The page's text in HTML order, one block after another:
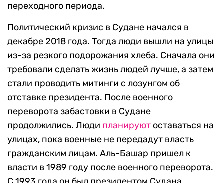
переходного периода.
Политический кризис в Судане начался в
декабре 2018 года. Тогда люди вышли на улицы
из-за резкого подорожания хлеба. Сначала они
требовали сделать жизнь людей лучше, а затем
стали проводить митинги с лозунгом об
отставке президента. После военного
переворота забастовки в Судане
продолжились. Люди планируют оставаться на
улицах, пока военные не передадут власть
гражданским лицам. Аль-Башар пришел к
власти в 1989 году после военного переворота.